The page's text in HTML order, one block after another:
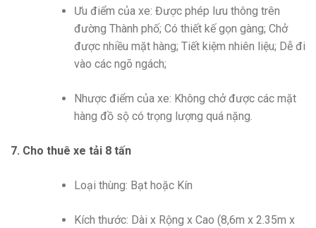
Ưu điểm của xe: Được phép lưu thông trên
đường Thành phố; Có thiết kế gọn gàng; Chở
được nhiều mặt hàng; Tiết kiệm nhiên liệu; Dễ đi
vào các ngõ ngách;
Nhược điểm của xe: Không chở được các mặt
hàng đồ sộ có trọng lượng quá nặng.
7. Cho thuê xe tải 8 tấn
Loại thùng: Bạt hoặc Kín
Kích thước: Dài x Rộng x Cao (8,6m x 2.35m x